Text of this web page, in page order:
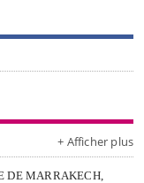
+ Afficher plus
DE MARRAKECH,